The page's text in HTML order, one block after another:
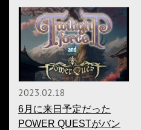
2023.02.18
6月に来日予定だった
POWER QUESTがバン